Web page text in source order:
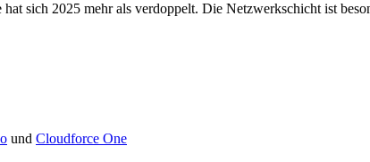
sich 2025 mehr als verdoppelt. Die Netzwerkschicht ist
und Cloudforce One